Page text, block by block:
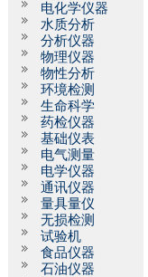
电化学仪器
水质分析
分析仪器
物理仪器
物性分析
环境检测
生命科学
药检仪器
基础仪表
电气测量
电学仪器
通讯仪器
量具量仪
无损检测
试验机
食品仪器
石油仪器